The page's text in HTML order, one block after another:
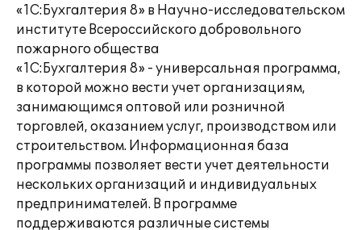
«1С:Бухгалтерия 8» в Научно-исследовательском
институте Всероссийского добровольного
пожарного общества
«1С:Бухгалтерия 8» - универсальная программа,
в которой можно вести учет организациям,
занимающимся оптовой или розничной
торговлей, оказанием услуг, производством или
строительством. Информационная база
программы позволяет вести учет деятельности
нескольких организаций и индивидуальных
предпринимателей. В программе
поддерживаются различные системы